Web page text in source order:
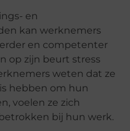
en
kan werknemers
en competenter
op zijn beurt stress
weten dat ze
hebben om hun
voelen ze zich
bij hun werk.